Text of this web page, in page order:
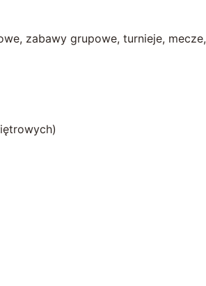
zabawy grupowe, turnieje, mecze,